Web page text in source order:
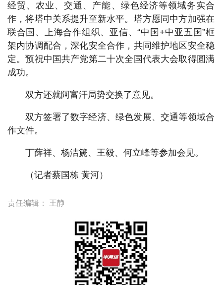
经贸、农业、交通、产能、绿色经济等领域务实合
作，将塔中关系提升至新水平。塔方愿同中方加强在
联合国、上海合作组织、亚信、“中国+中亚五国”框
架内协调配合，深化安全合作，共同维护地区安全稳
定。预祝中国共产党第二十次全国代表大会取得圆满
成功。
双方还就阿富汗局势交换了意见。
双方签署了数字经济、绿色发展、交通等领域合
作文件。
丁薛祥、杨洁篪、王毅、何立峰等参加会见。
（记者蔡国栋 黄河）
责任编辑： 王静